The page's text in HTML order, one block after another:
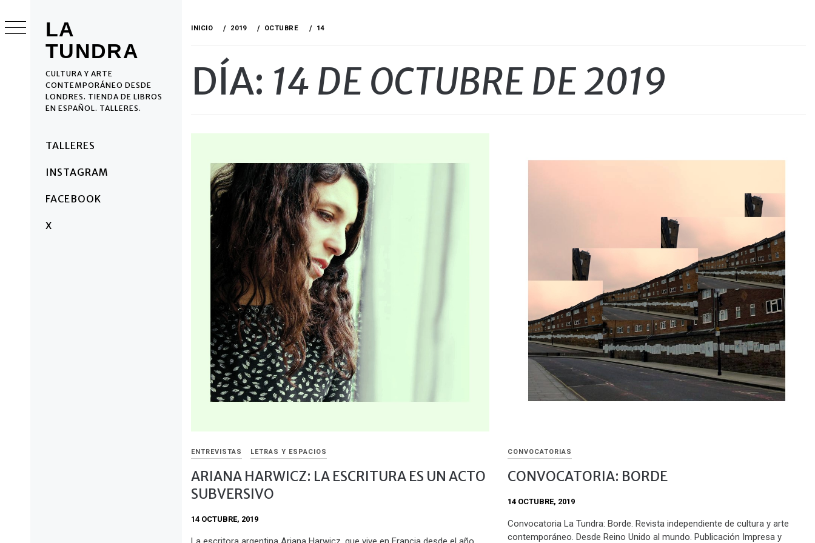
LA
TUNDRA
CULTURA Y ARTE
CONTEMPORÁNEO DESDE
LONDRES. TIENDA DE LIBROS
EN ESPAÑOL. TALLERES.
principal
TALLERES
INSTAGRAM
FACEBOOK
X
al
contenido
INICIO 2019 OCTUBRE 14
DÍA: 14 DE OCTUBRE DE 2019
ENTREVISTAS LETRAS Y ESPACIOS
ARIANA HARWICZ: LA ESCRITURA ES UN ACTO
SUBVERSIVO
14 OCTUBRE, 2019
CONVOCATORIAS
CONVOCATORIA: BORDE
14 OCTUBRE, 2019
Convocatoria La Tundra: Borde. Revista independiente de cultura y arte
contemporáneo. Desde Reino Unido al mundo. Publicación Impresa y